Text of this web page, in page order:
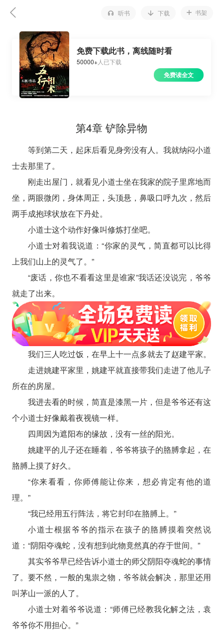
听书 下载 书架
免费下载此书，离线随时看
50000+人已下载
免费读全文
第4章 铲除异物
等到第二天，起床后看见身旁没有人。我就纳闷小道
士去那里了。
刚走出屋门，就看见小道士坐在我家的院子里席地而
坐，两眼微闭，身体周正，头顶悬，鼻吸口呼九次，然后
两手成抱球状放在下丹处。
小道士这个动作好像叫修炼打坐吧。
小道士对着我说道：“你家的灵气，简直都可以比得
上我们山上的灵气了。”
“废话，你也不看看这里是谁家”我话还没说完，爷爷
就走了出来。
我们三人吃过饭，在早上十一点多就去了赵建平家。
走进姚建平家里，姚建平就直接带我们走进了他儿子
所在的房屋。
我进去看的时候，简直是漆黑一片，但是爷爷还有这
个小道士好像戴着夜视镜一样。
四周因为遮阳布的缘故，没有一丝的阳光。
姚建平的儿子还在睡着，爷爷将孩子的胳膊拿起，在
胳膊上摸了好久。
“你来看看，你师傅能让你来，想必肯定有他的道
理。”
“我已经用五行阵法，将它封印在胳膊上。”
小道士根据爷爷的指示在孩子的胳膊摸着突然说
道：“阴阳夺魂蛇，没有想到此物竟然真的存于世间。”
其实爷爷早已经告诉小道士的师父阴阳夺魂蛇的事情
了。要不然，一般的鬼祟之物，爷爷就会解决，那里还用
叫茅山一派的人了。
小道士对着爷爷说道：“师傅已经教我化解之法，袁
爷爷你不用担心。”